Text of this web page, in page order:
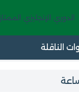
الدوري الإنجليزي الممتاز
الناقلة